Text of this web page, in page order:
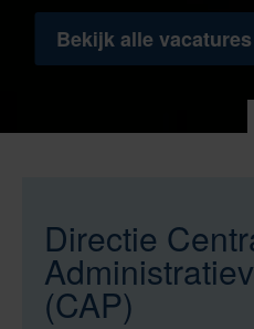
Bekijk alle vacatures
Directie
(CAP)